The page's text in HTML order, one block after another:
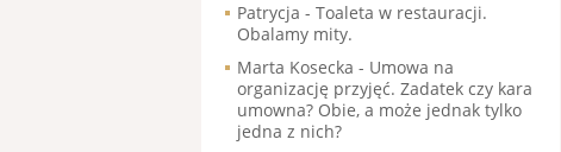
Patrycja - Toaleta w restauracji.
Obalamy mity.
Marta Kosecka - Umowa na
organizację przyjęć. Zadatek czy kara
umowna? Obie, a może jednak tylko
jedna z nich?